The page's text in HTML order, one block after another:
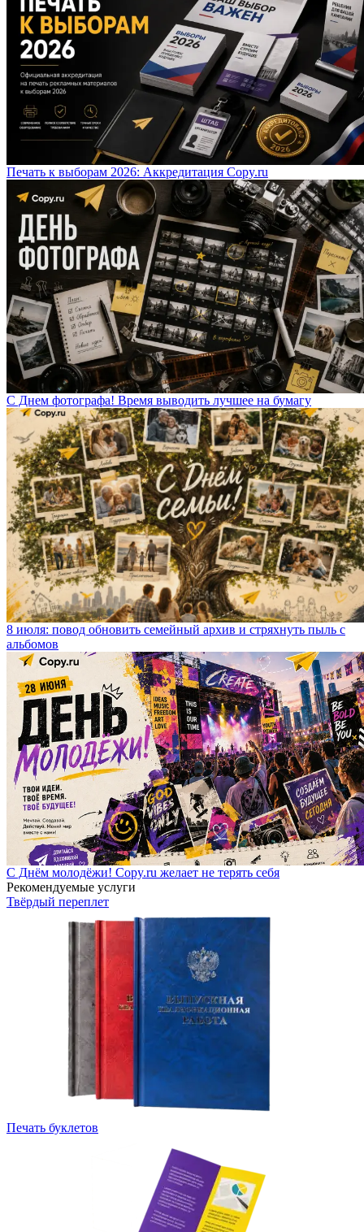
Печать к выборам 2026: Аккредитация Copy.ru
С Днем фотографа! Время выводить лучшее на бумагу
8 июля: повод обновить семейный архив и стряхнуть пыль с
альбомов
С Днём молодёжи! Copy.ru желает не терять себя
Рекомендуемые услуги
Твёрдый переплет
Печать буклетов